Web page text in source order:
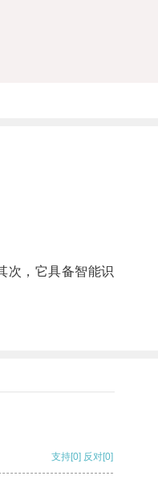
次，它具备智能识
支持[0] 反对[0]